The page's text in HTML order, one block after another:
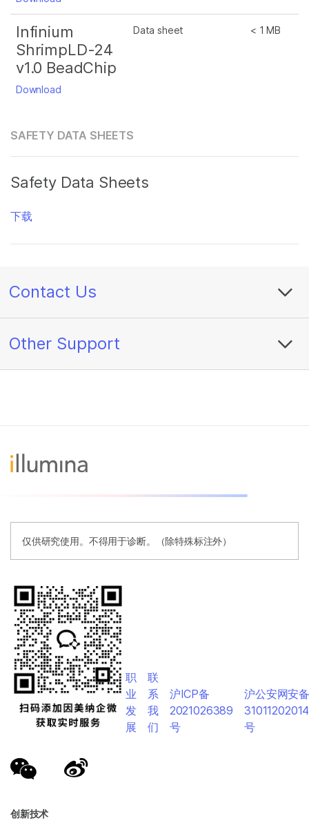
Infinium
ShrimpLD-24
v1.0 BeadChip
Download
Data sheet < 1 MB
SAFETY DATA SHEETS
Safety Data Sheets
下载
Contact Us
Other Support
仅供研究使用。不得用于诊断。（除特殊标注外）
创新技术
职
业
发
展
联
系
我
们
沪ICP备
2021026389
号
沪公安网安
号